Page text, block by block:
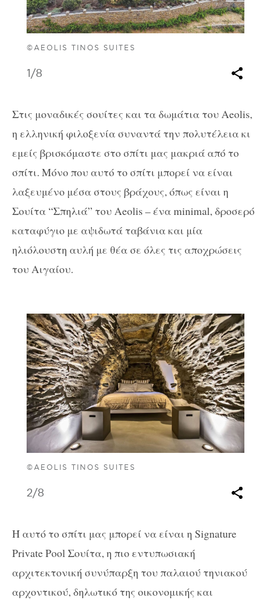
©AEOLIS TINOS SUITES
1/8
Στις μοναδικές σουίτες και τα δωμάτια του Aeolis,
η ελληνική φιλοξενία συναντά την πολυτέλεια κι
εμείς βρισκόμαστε στο σπίτι μας μακριά από το
σπίτι. Μόνο που αυτό το σπίτι μπορεί να είναι
λαξευμένο μέσα στους βράχους, όπως είναι η
Σουίτα “Σπηλιά” του Aeolis – ένα minimal, δροσερό
καταφύγιο με αψιδωτά ταβάνια και μία
ηλιόλουστη αυλή με θέα σε όλες τις αποχρώσεις
του Αιγαίου.
©AEOLIS TINOS SUITES
2/8
Ή αυτό το σπίτι μας μπορεί να είναι η Signature
Private Pool Σουίτα, η πιο εντυπωσιακή
αρχιτεκτονική συνύπαρξη του παλαιού τηνιακού
αρχοντικού, δηλωτικό της οικονομικής και